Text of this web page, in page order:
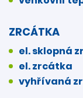
ZRCÁTKA
el. sklopná
el. zrcátka
vyhřívaná